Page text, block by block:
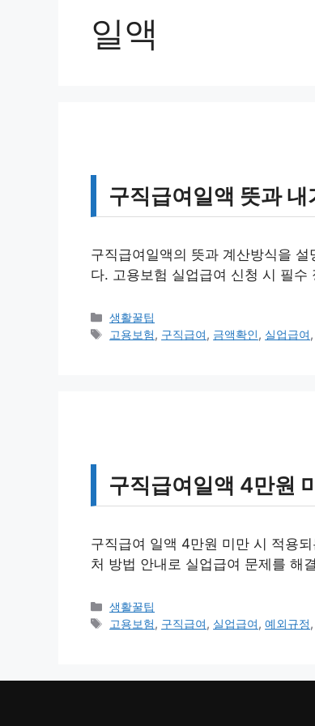
일액
구직급여일액 뜻과
구직급여일액의 뜻과 계산방식을
다. 고용보험 실업급여 신청 시 필수
카
테
생활꿀팁
태
고용보험, 구직급여, 금액확인, 실업급여,
구직급여일액 4만원
구직급여 일액 4만원 미만 시 적용
처 방법 안내로 실업급여 문제를 해
카
테
생활꿀팁
태
고용보험, 구직급여, 실업급여,예외규정,